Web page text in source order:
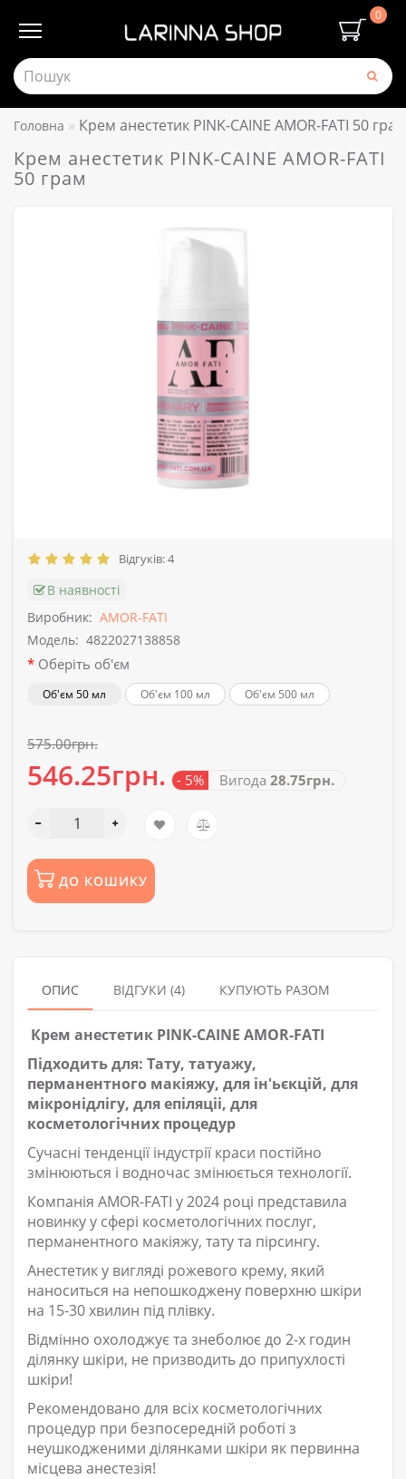
0
Головна Крем анестетик PINK-CAINE AMOR-FATI 50 грам
Крем анестетик PINK-CAINE AMOR-FATI
50 грам
Відгуків: 4
В наявності
Виробник: AMOR-FATI
Модель: 4822027138858
Оберіть об'єм
Об'єм 50 мл Об'єм 100 мл Об'єм 500 мл
575.00грн.
546.25грн. - 5% Вигода 28.75грн.
ДО КОШИКУ
ОПИС ВІДГУКИ (4) КУПУЮТЬ РАЗОМ
Крем анестетик PINK-CAINE AMOR-FATI
Підходить для: Тату, татуажу,
перманентного макіяжу, для ін'ьєкцій, для
мікронідлігу, для епіляціі, для
косметологічних процедур
Сучасні тенденції індустрії краси постійно
змінюються і водночас змінюється технології.
Компанія AMOR-FATI у 2024 році представила
новинку у сфері косметологічних послуг,
перманентного макіяжу, тату та пірсингу.
Анестетик у вигляді рожевого крему, який
наноситься на непошкоджену поверхню шкіри
на 15-30 хвилин під плівку.
Відмінно охолоджує та знеболює до 2-х годин
ділянку шкіри, не призводить до припухлості
шкіри!
Рекомендовано для всіх косметологічних
процедур при безпосередній роботі з
неушкодженими ділянками шкіри як первинна
місцева анестезія!